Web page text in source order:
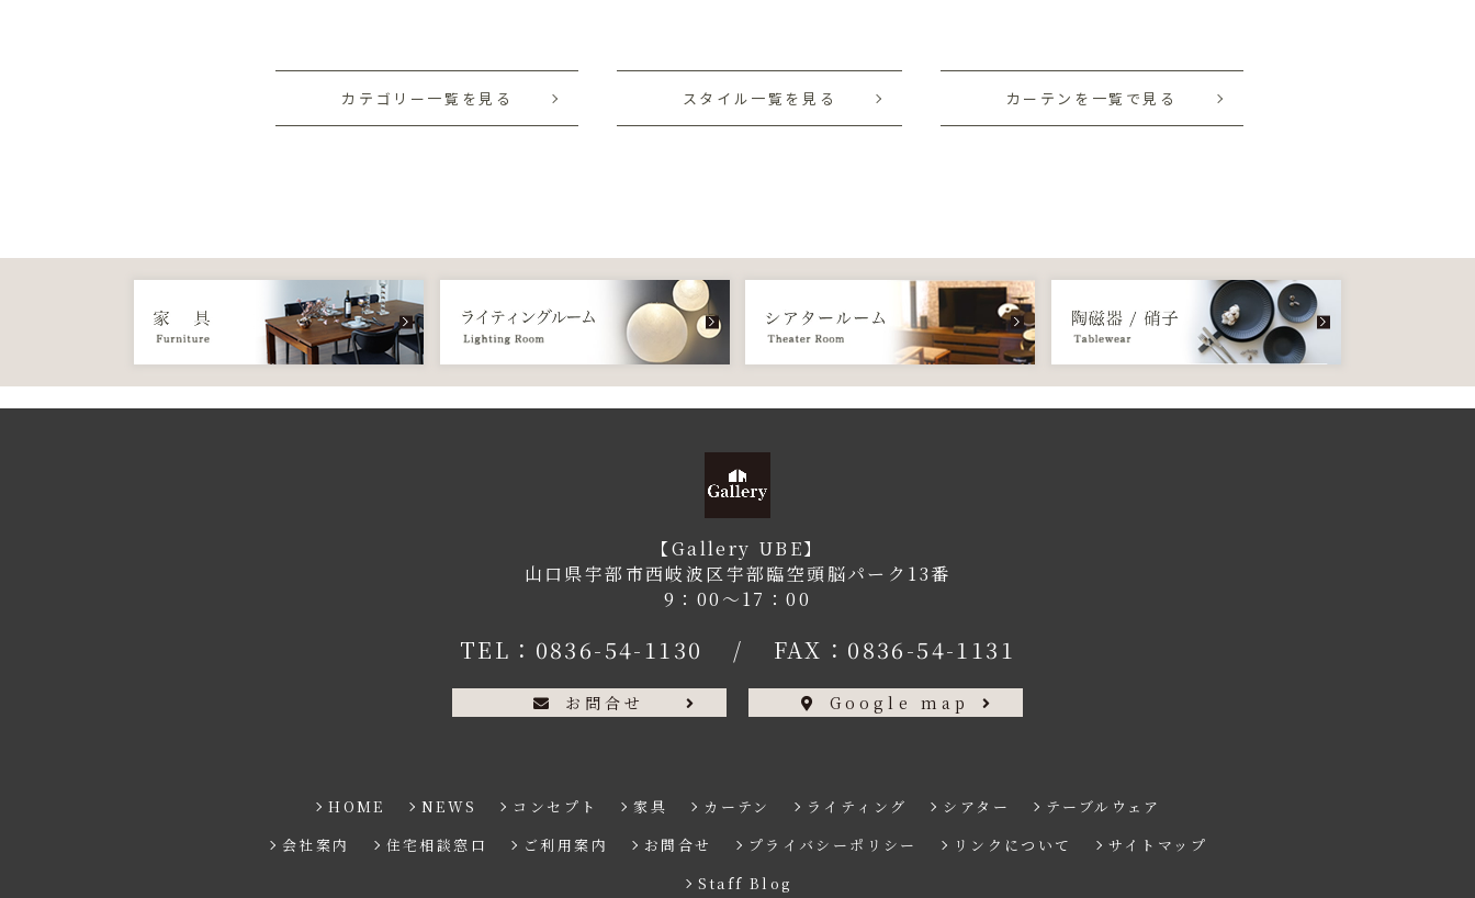
カテゴリー一覧を見る スタイル一覧を見る カーテンを一覧で見る
【Gallery UBE】
山口県宇部市西岐波区宇部臨空頭脳パーク13番
9：00〜17：00
TEL： 0836-54-1130 / FAX：0836-54-1131
お問合せ Google map
HOME NEWS コンセプト 家具 カーテン ライティング シアター
テーブルウェア
会社案内
住宅相談窓口 ご利用案内 お問合せ プライバシーポリシー リンクについて
サイトマップ
Staff Blog